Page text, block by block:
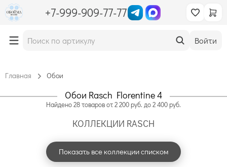
+7-999-909-77-77
Войти
Главная Обои
Обои Rasch Florentine 4
Найдено28товаровот2 200руб. до2 400руб.
КОЛЛЕКЦИИ RASCH
Показать все коллекции списком